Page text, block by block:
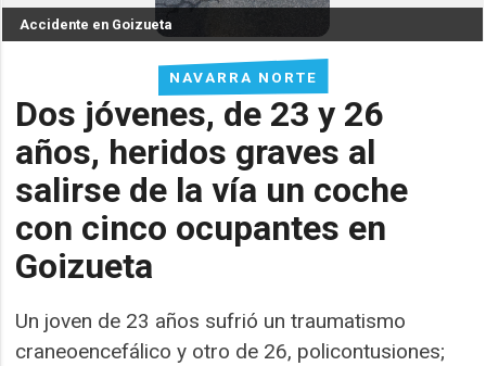
NAVARRA NORTE
Dos jóvenes, de 23 y 26
años, heridos graves al
salirse de la vía un coche
con cinco ocupantes en
Goizueta
Un joven de 23 años sufrió un traumatismo
craneoencefálico y otro de 26, policontusiones;
Accidente en Goizueta